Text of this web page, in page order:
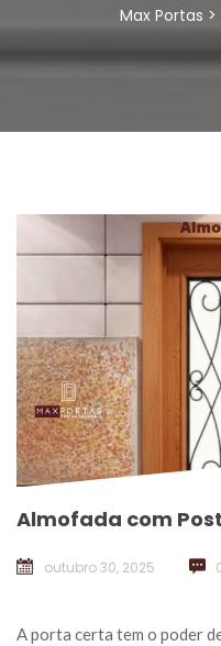
Max Porta >
Almofada com
outubro 30, 2025
A porta certa tem o poder